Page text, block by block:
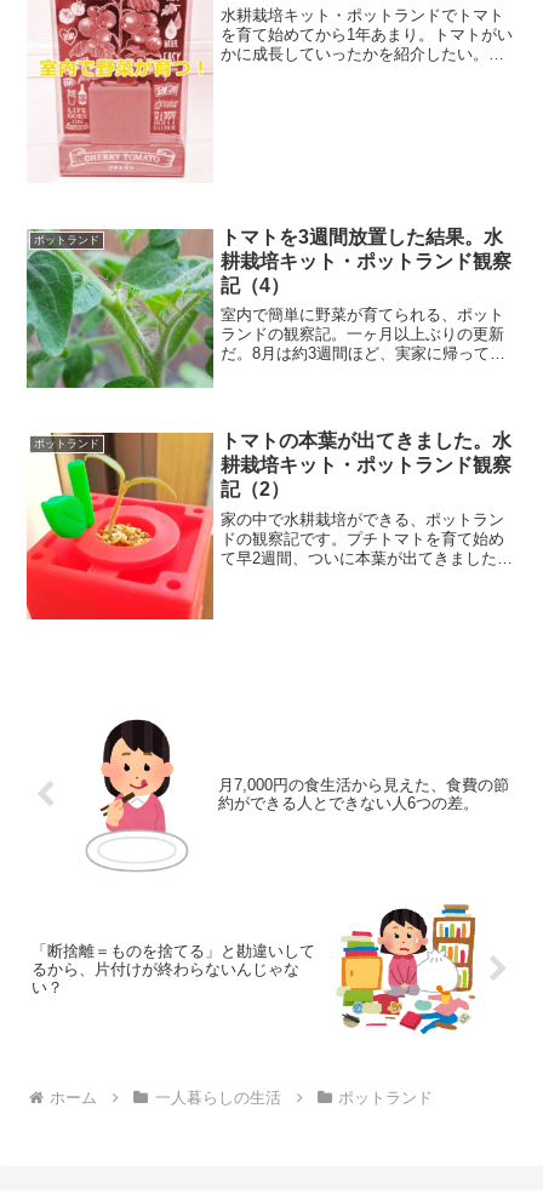
水耕栽培キット・ポットランドでトマト
を育て始めてから1年あまり。トマトがい
かに成長していったかを紹介したい。最
ポットランド
トマトを3週間放置した結果。水
耕栽培キット・ポットランド観察
記（4）
室内で簡単に野菜が育てられる、ポット
ランドの観察記。一ヶ月以上ぶりの更新
だ。8月は約3週間ほど、実家に帰って家
おいた植物はどうなっ...
ポットランド
トマトの本葉が出てきました。水
耕栽培キット・ポットランド観察
記（2）
家の中で水耕栽培ができる、ポットラン
ドの観察記です。プチトマトを育て始め
て早2週間、ついに本葉が出てきました。
月7,000円の食生活から見えた、食費の節
約ができる人とできない人6つの差。
「断捨離＝ものを捨てる」と勘違いして
るから、片付けが終わらないんじゃな
い？
ホーム 一人暮らしの生活 ポットランド